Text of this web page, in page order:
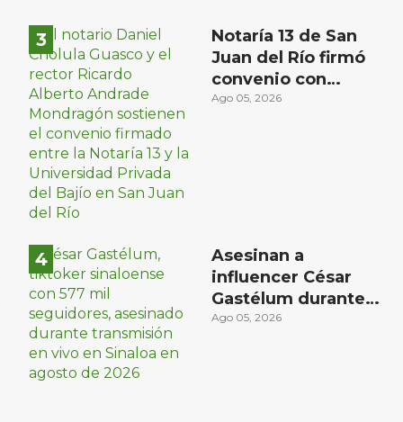
Notaría 13 de San
Juan del Río firmó
convenio con
Universidad del
Ago 05, 2026
Asesinan a
influencer César
Gastélum durante
transmisión en vivo
Ago 05, 2026